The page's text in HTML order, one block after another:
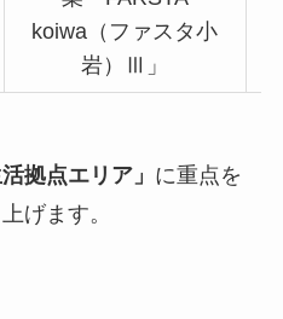
koiwa（ファスタ小
岩）Ⅲ」
拠点エリア」 に重点を
げます。